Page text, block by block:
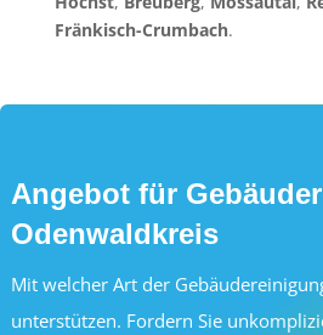
Fränkisch-Crumbach.
Angebot für
Odenwaldkreis
Mit welcher Art der
unterstützen. Fordern Sie